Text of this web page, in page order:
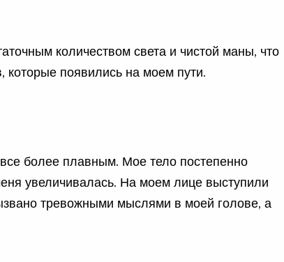
количеством света и чистой маны, что
которые появились на моем пути.
более плавным. Мое тело постепенно
увеличивалась. На моем лице выступили
тревожными мыслями в моей голове, а